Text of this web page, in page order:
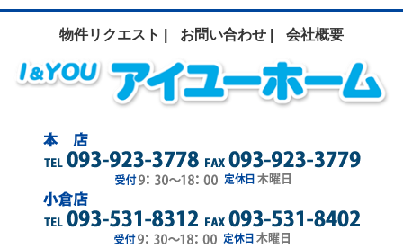
物件リクエスト | お問い合わせ | 会社概要